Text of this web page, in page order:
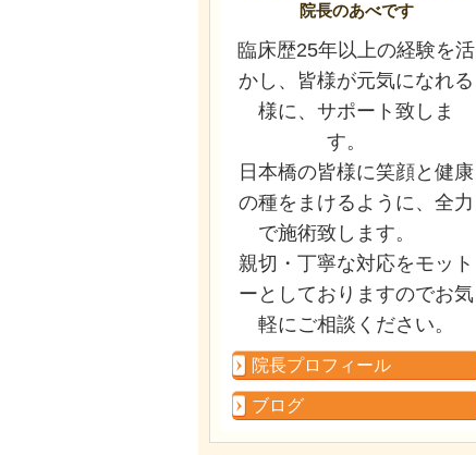
院長のあべです
臨床歴25年以上の経験を活
かし、皆様が元気になれる
様に、サポート致しま
す。
日本橋の皆様に笑顔と健康
の種をまけるように、全力
で施術致します。
親切・丁寧な対応をモット
ーとしておりますのでお気
軽にご相談ください。
院長プロフィール
ブログ